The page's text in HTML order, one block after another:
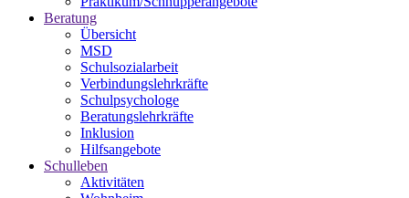
Beratung
Übersicht
MSD
Schulsozialarbeit
Verbindungslehrkräfte
Schulpsychologe
Beratungslehrkräfte
Inklusion
Hilfsangebote
Schulleben
Aktivitäten